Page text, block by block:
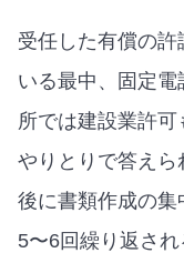
受任した有償の
いる最中、固定
所では建設業許
やりとりで答えら
後に書類作成の集
5〜6回繰り返さ